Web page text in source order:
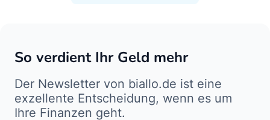
So verdient Ihr Geld mehr
Der Newsletter von biallo.de ist eine
exzellente Entscheidung, wenn es um
Ihre Finanzen geht.